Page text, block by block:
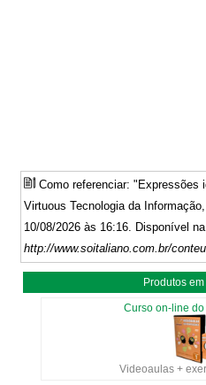
Como referenciar:
Virtuous Tecnologia da
10/08/2026 às 16:16. Disponível
http://www.soitaliano.com.br/
Produtos
Curso on-line
Videoaulas +